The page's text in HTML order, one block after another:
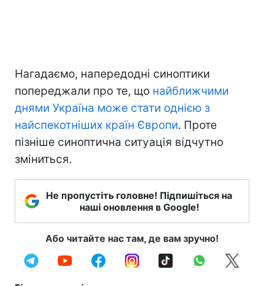
Нагадаємо, напередодні синоптики
попереджали про те, що найближчими
днями Україна може стати однією з
найспекотніших країн Європи. Проте
пізніше синоптична ситуація відчутно
зміниться.
Не пропустіть головне! Підпишіться на
наші оновлення в Google!
Або читайте нас там, де вам зручно!